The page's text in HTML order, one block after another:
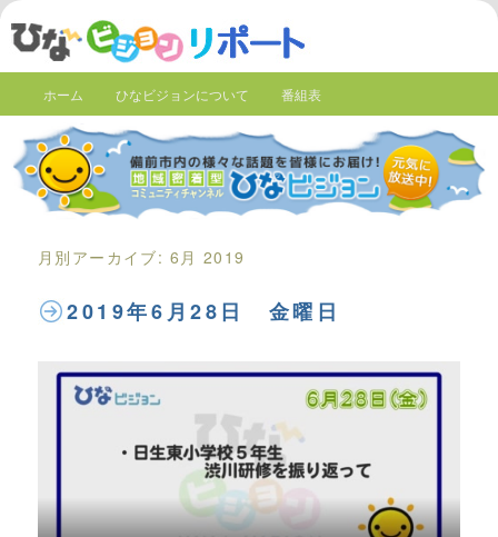
ホーム ひなビジョンについて 番組表
月別アーカイブ: 6月 2019
2019年6月28日 金曜日